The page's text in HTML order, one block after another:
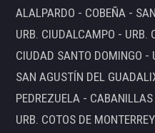
ALALPARDO - COBEÑA -
URB. CIUDALCAMPO - URB.
CIUDAD SANTO DOMINGO -
SAN AGUSTÍN DEL
PEDREZUELA -
URB. COTOS DE